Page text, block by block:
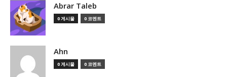
Abrar Taleb
0 게시물 0 코멘트
Ahn
0 게시물 0 코멘트